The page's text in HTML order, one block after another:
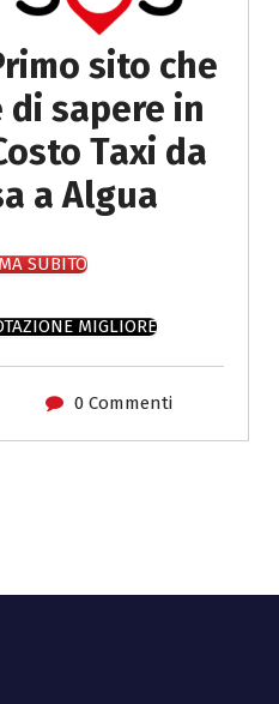
sito che
sapere in
Taxi da
a Algua
SUBITO
MIGLIORE
0 Commenti